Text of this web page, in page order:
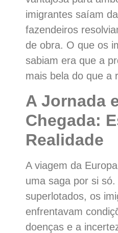
imigrantes saíam
fazendeiros
de obra. O que os
sabiam era que a
mais bela do que a
A Jornada
Chegada:
Realidade
A viagem da
uma saga por si
superlotados, os
enfrentavam
doenças e a